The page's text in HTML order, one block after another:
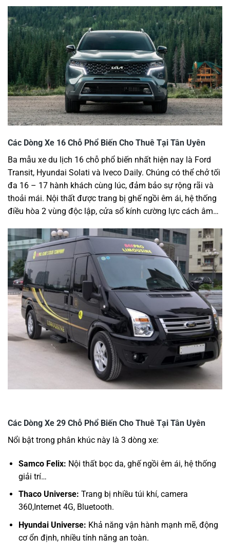
Các Dòng Xe 16 Chỗ Phổ Biến Cho Thuê Tại Tân Uyên
Ba mẫu xe du lịch 16 chỗ phổ biến nhất hiện nay là Ford
Transit, Hyundai Solati và Iveco Daily. Chúng có thể chở tối
đa 16 – 17 hành khách cùng lúc, đảm bảo sự rộng rãi và
thoải mái. Nội thất được trang bị ghế ngồi êm ái, hệ thống
điều hòa 2 vùng độc lập, cửa sổ kính cường lực cách âm…
Các Dòng Xe 29 Chỗ Phổ Biến Cho Thuê Tại Tân Uyên
Nổi bật trong phân khúc này là 3 dòng xe:
Samco Felix: Nội thất bọc da, ghế ngồi êm ái, hệ thống
giải trí…
Thaco Universe: Trang bị nhiều túi khí, camera
360,Internet 4G, Bluetooth.
Hyundai Universe: Khả năng vận hành mạnh mẽ, động
cơ ổn định, nhiều tính năng an toàn.